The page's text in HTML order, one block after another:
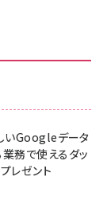
いGoogleデータ
務で使えるダッ
レゼント